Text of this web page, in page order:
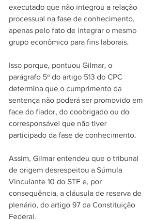
executado que não integrou a relação
processual na fase de conhecimento,
apenas pelo fato de integrar o mesmo
grupo econômico para fins laborais.
Isso porque, pontuou Gilmar, o
parágrafo 5º do artigo 513 do CPC
determina que o cumprimento da
sentença não poderá ser promovido em
face do fiador, do coobrigado ou do
corresponsável que não tiver
participado da fase de conhecimento.
Assim, Gilmar entendeu que o tribunal
de origem desrespeitou a Súmula
Vinculante 10 do STF e, por
consequência, a cláusula de reserva de
plenário, do artigo 97 da Constituição
Federal.